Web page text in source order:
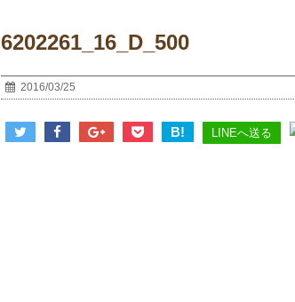
6202261_16_D_500
2016/03/25
B! LINEへ送る